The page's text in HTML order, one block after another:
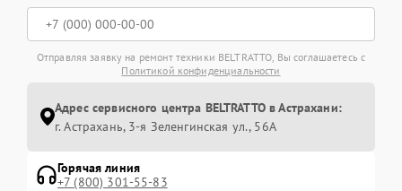
Отправляя заявку на ремонт техники BELTRATTO, Вы соглашаетесь с
Политикой конфиденциальности
Адрес сервисного центра BELTRATTO в Астрахани:
г. Астрахань, 3-я Зеленгинская ул., 56А
Горячая линия
+7 (800) 301-55-83